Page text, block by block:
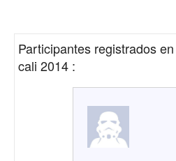
Participantes registrados en
cali 2014 :